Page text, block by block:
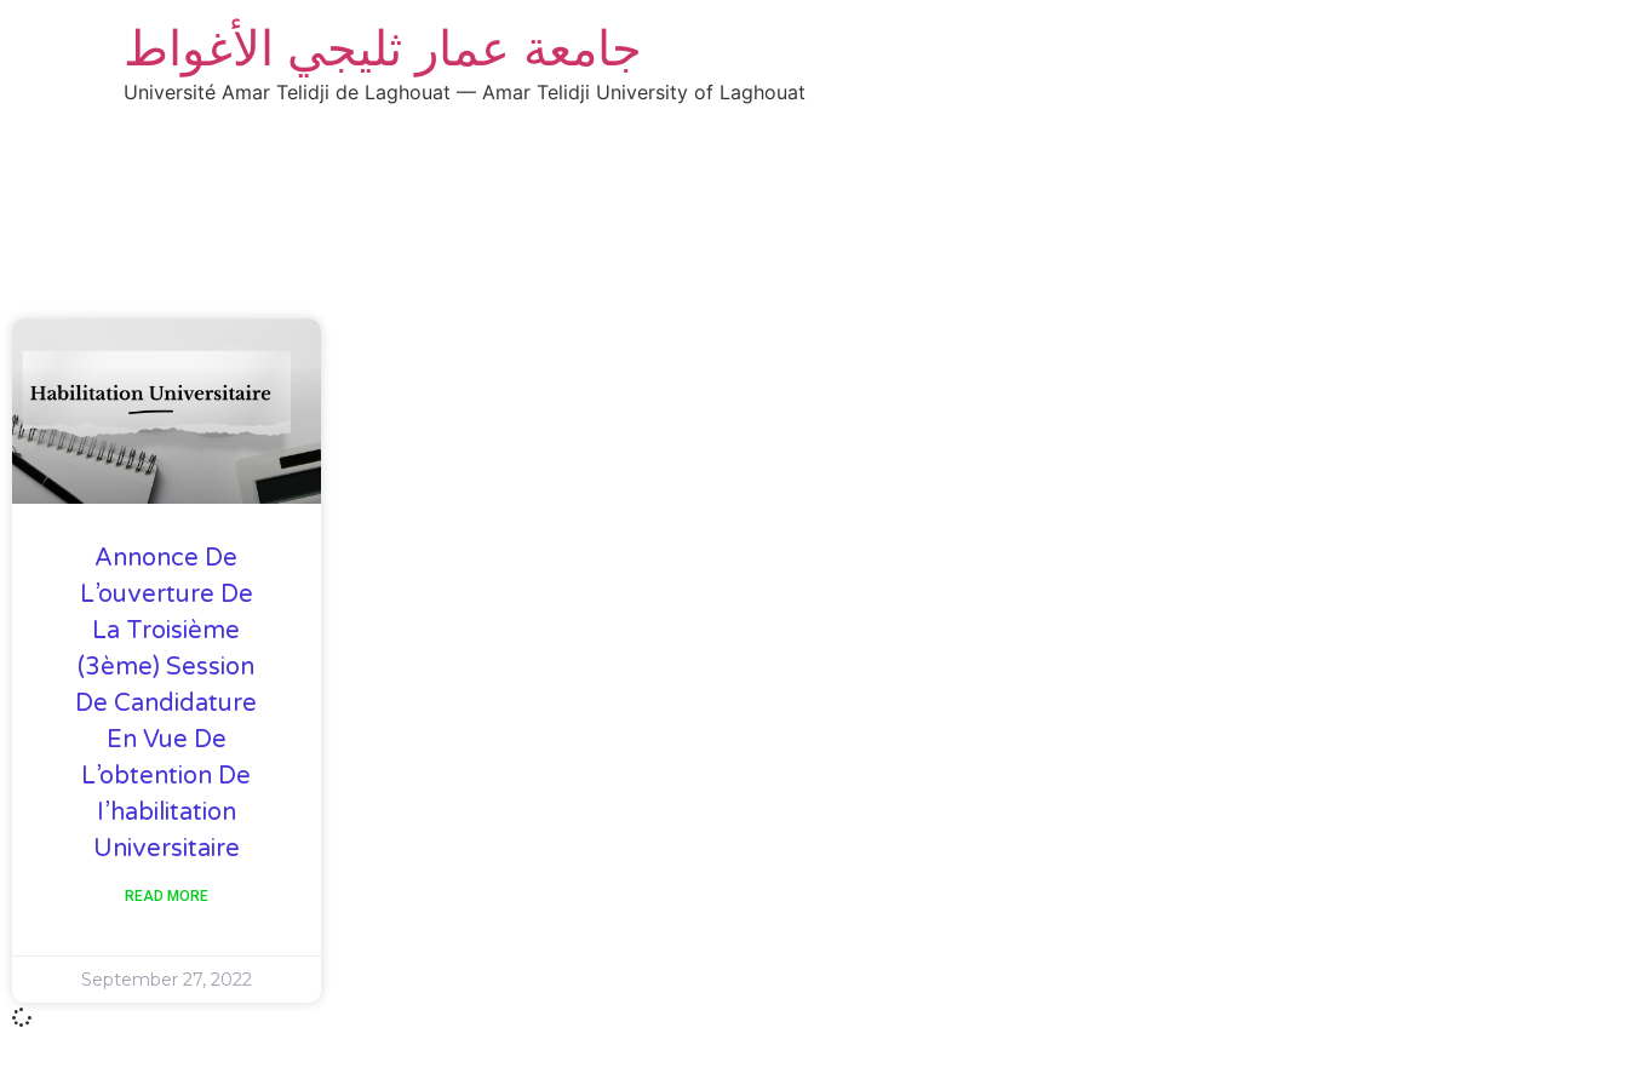
جامعة عمار ثليجي الأغواط
Université Amar Telidji de Laghouat — Amar Telidji University of Laghouat
Annonce De
L’ouverture De
La Troisième
(3ème) Session
De Candidature
En Vue De
L’obtention De
I’habilitation
Universitaire
READ MORE
September 27, 2022